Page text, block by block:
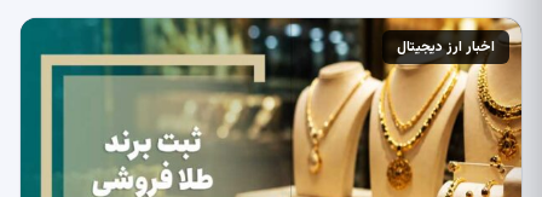
اخبار ارز دیجیتال